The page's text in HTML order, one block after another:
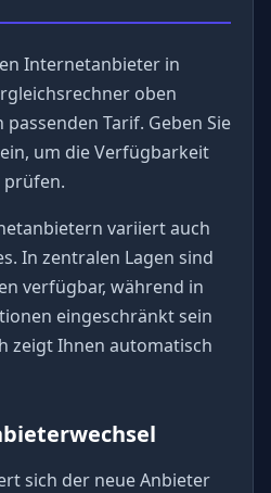
Internetanbieter in
oben
Tarif. Geben Sie
um die Verfügbarkeit
prüfen.
variiert auch
In zentralen Lagen sind
verfügbar, während in
eingeschränkt sein
zeigt Ihnen automatisch
sich der neue Anbieter